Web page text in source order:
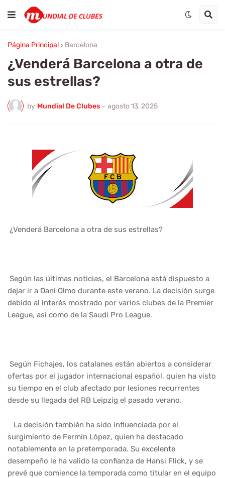
Página Principal Barcelona
¿Venderá Barcelona a otra de
sus estrellas?
by Mundial De Clubes - agosto 13, 2025
¿Venderá Barcelona a otra de sus estrellas?
Según las últimas noticias, el Barcelona está dispuesto a
dejar ir a Dani Olmo durante este verano. La decisión surge
debido al interés mostrado por varios clubes de la Premier
League, así como de la Saudi Pro League.
Según Fichajes, los catalanes están abiertos a considerar
ofertas por el jugador internacional español, quien ha visto
su tiempo en el club afectado por lesiones recurrentes
desde su llegada del RB Leipzig el pasado verano.
La decisión también ha sido influenciada por el
surgimiento de Fermín López, quien ha destacado
notablemente en la pretemporada. Su excelente
desempeño le ha valido la confianza de Hansi Flick, y se
prevé que comience la temporada como titular en el equipo